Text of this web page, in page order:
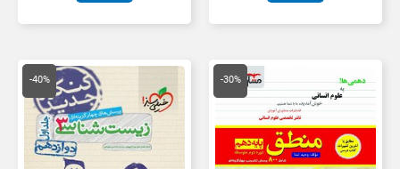
-30%
20,000 تومان
بود.
قیمت
فعلی
-40%
قیمت
اصلی
55,000 تومان
بود.
قیمت
فعلی
است.